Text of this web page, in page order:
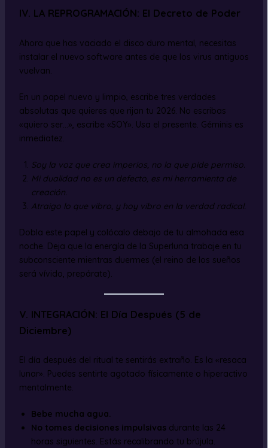
IV. LA REPROGRAMACIÓN: El Decreto de Poder
Ahora que has vaciado el disco duro mental, necesitas
instalar el nuevo software antes de que los virus antiguos
vuelvan.
En un papel nuevo y limpio, escribe tres verdades
absolutas que quieres que rijan tu 2026. No escribas
«quiero ser…», escribe «SOY». Usa el presente. Géminis es
inmediatez.
Soy la voz que crea imperios, no la que pide permiso.
Mi dualidad no es un defecto, es mi herramienta de
creación.
Atraigo lo que vibro, y hoy vibro en la verdad radical.
Dobla este papel y colócalo debajo de tu almohada esa
noche. Deja que la energía de la Superluna trabaje en tu
subconsciente mientras duermes (el reino de los sueños
será vívido, prepárate).
V. INTEGRACIÓN: El Día Después (5 de
Diciembre)
El día después del ritual te sentirás extraño. Es la «resaca
lunar». Puedes sentirte agotado físicamente o hiperactivo
mentalmente.
Bebe mucha agua.
No tomes decisiones impulsivasdurante las 24
horas siguientes. Estás recalibrando tu brújula.